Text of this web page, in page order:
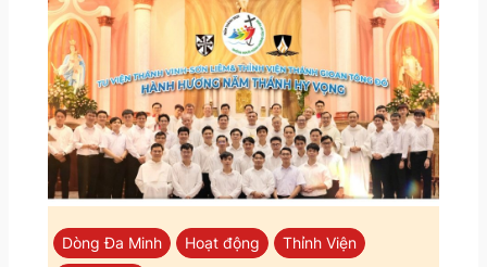
Dòng Đa Minh Hoạt động
Thỉnh Viện